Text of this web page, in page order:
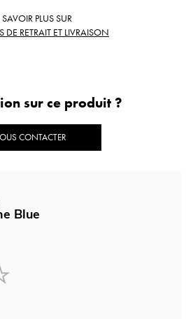
PLUS SUR
RETRAIT ET LIVRAISON
sur ce produit ?
CONTACTER
Blue